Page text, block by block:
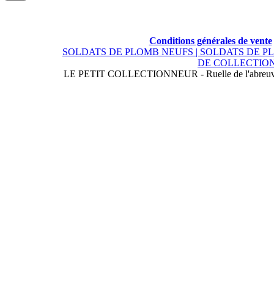
Conditions générales de vente
SOLDATS DE PLOMB NEUFS | SOLDATS DE
DE
LE PETIT COLLECTIONNEUR - Ruelle de